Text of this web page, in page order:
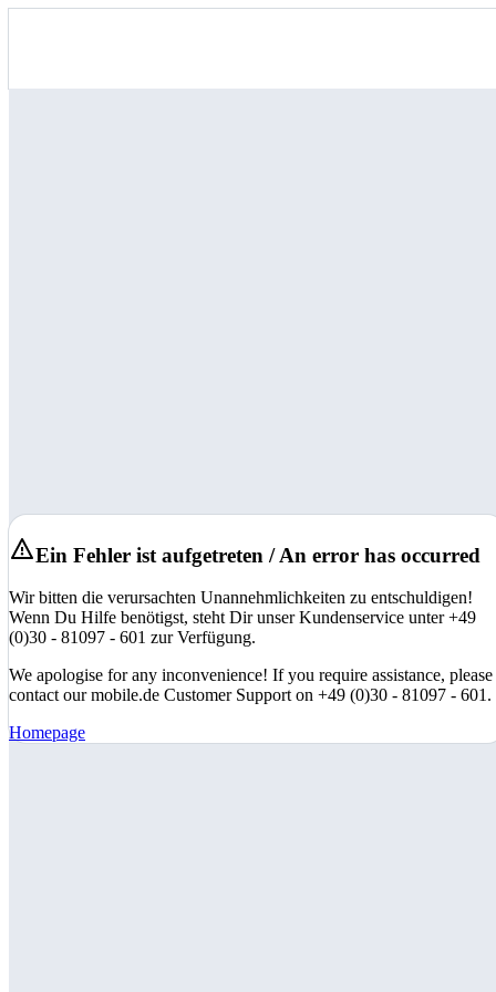
Ein Fehler ist aufgetreten / An error has occurred
Wir bitten die verursachten Unannehmlichkeiten zu entschuldigen!
Wenn Du Hilfe benötigst, steht Dir unser Kundenservice unter +49
(0)30 - 81097 - 601 zur Verfügung.
We apologise for any inconvenience! If you require assistance, please
contact our mobile.de Customer Support on +49 (0)30 - 81097 - 601.
Homepage